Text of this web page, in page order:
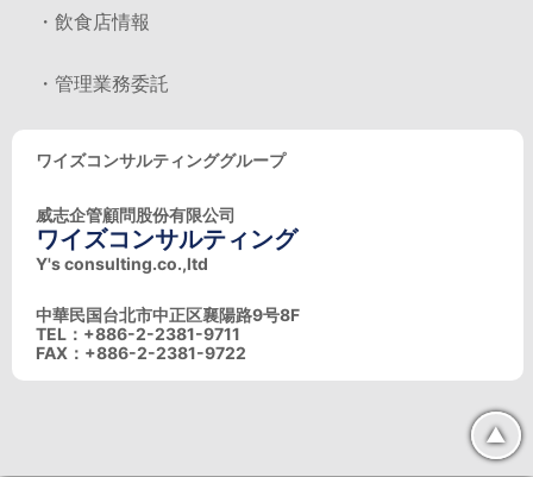
・飲食店情報
・管理業務委託
ワイズコンサルティンググループ
威志企管顧問股份有限公司
ワイズコンサルティング
Y's consulting.co.,ltd
中華民国台北市中正区襄陽路9号8F
TEL：+886-2-2381-9711
FAX：+886-2-2381-9722
▲